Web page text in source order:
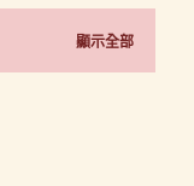
顯示全部